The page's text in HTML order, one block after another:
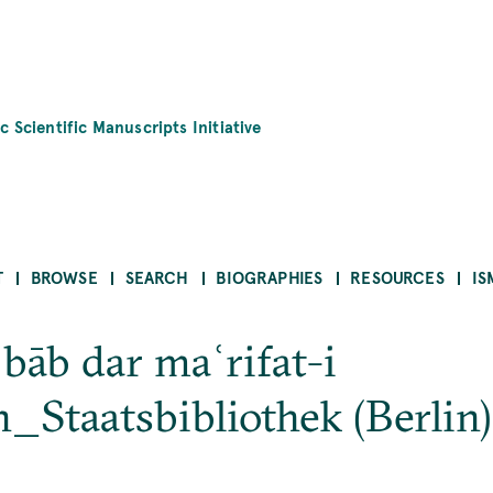
Scientific Manuscripts Initiative
BROWSE SEARCH BIOGRAPHIES RESOURCES
dar maʿrifat-i